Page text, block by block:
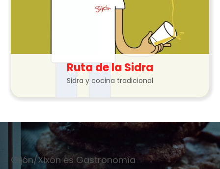
Ruta de la Sidra
Sidra y cocina tradicional
Gijón/Xixón es Gastronomía